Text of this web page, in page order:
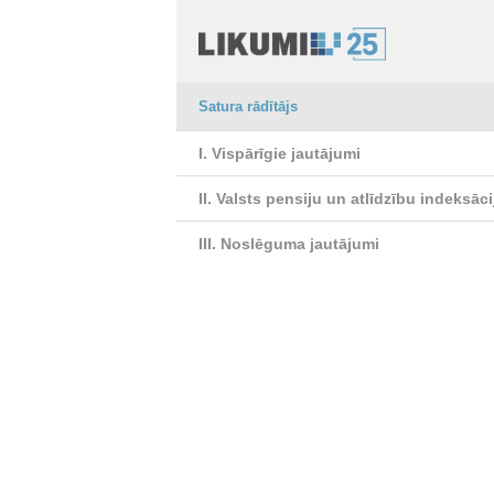
Satura rādītājs
I. Vispārīgie jautājumi
II. Valsts pensiju un atlīdzību
III. Noslēguma jautājumi